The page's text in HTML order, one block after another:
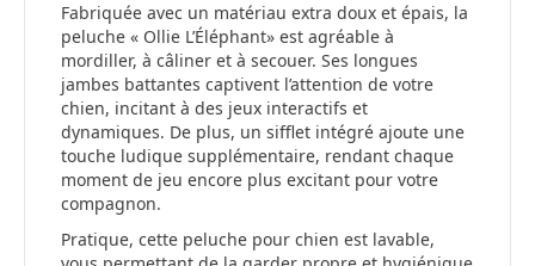
Fabriquée avec un matériau extra doux et épais, la
peluche « Ollie L’Éléphant» est agréable à
mordiller, à câliner et à secouer. Ses longues
jambes battantes captivent l’attention de votre
chien, incitant à des jeux interactifs et
dynamiques. De plus, un sifflet intégré ajoute une
touche ludique supplémentaire, rendant chaque
moment de jeu encore plus excitant pour votre
compagnon.
Pratique, cette peluche pour chien est lavable,